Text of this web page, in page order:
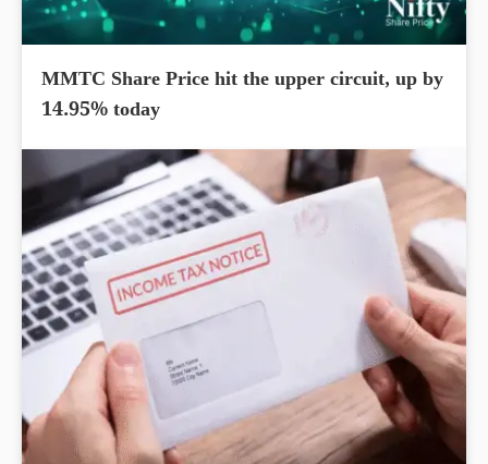
MMTC Share Price hit the upper circuit, up by
14.95% today